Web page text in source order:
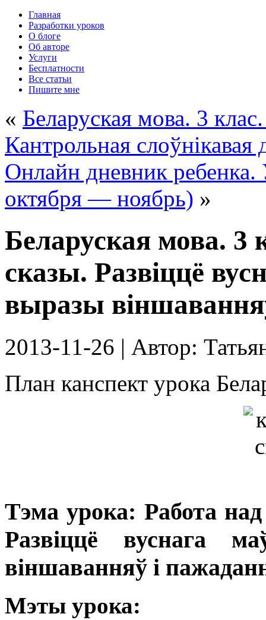
Главная
Разработки уроков
О блоге
Об авторе
Услуги
Бесплатности
Все статьи
Пишите мне
« Беларуская мова. 3
Кантрольная
Онлайн дневник
октября — ноябрь) »
Беларуская мова.
сказы. Развіццё
выразы
2013-11-26 | Автор:
План канспект урока
Тэма урока: Работа
Развіццё вуснага
віншаванняў і
Мэты урока: